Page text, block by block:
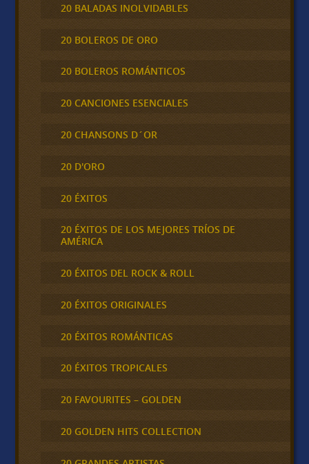
20 BALADAS INOLVIDABLES
20 BOLEROS DE ORO
20 BOLEROS ROMÁNTICOS
20 CANCIONES ESENCIALES
20 CHANSONS D´OR
20 D'ORO
20 ÉXITOS
20 ÉXITOS DE LOS MEJORES TRÍOS DE
AMÉRICA
20 ÉXITOS DEL ROCK & ROLL
20 ÉXITOS ORIGINALES
20 ÉXITOS ROMÁNTICAS
20 ÉXITOS TROPICALES
20 FAVOURITES – GOLDEN
20 GOLDEN HITS COLLECTION